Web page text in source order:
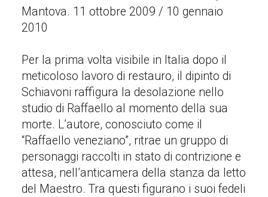
Mantova. 11 ottobre 2009 / 10 gennaio
2010
Per la prima volta visibile in Italia dopo il
meticoloso lavoro di restauro, il dipinto di
Schiavoni raffigura la desolazione nello
studio di Raffaello al momento della sua
morte. L’autore, conosciuto come il
“Raffaello veneziano”, ritrae un gruppo di
personaggi raccolti in stato di contrizione e
attesa, nell’anticamera della stanza da letto
del Maestro. Tra questi figurano i suoi fedeli